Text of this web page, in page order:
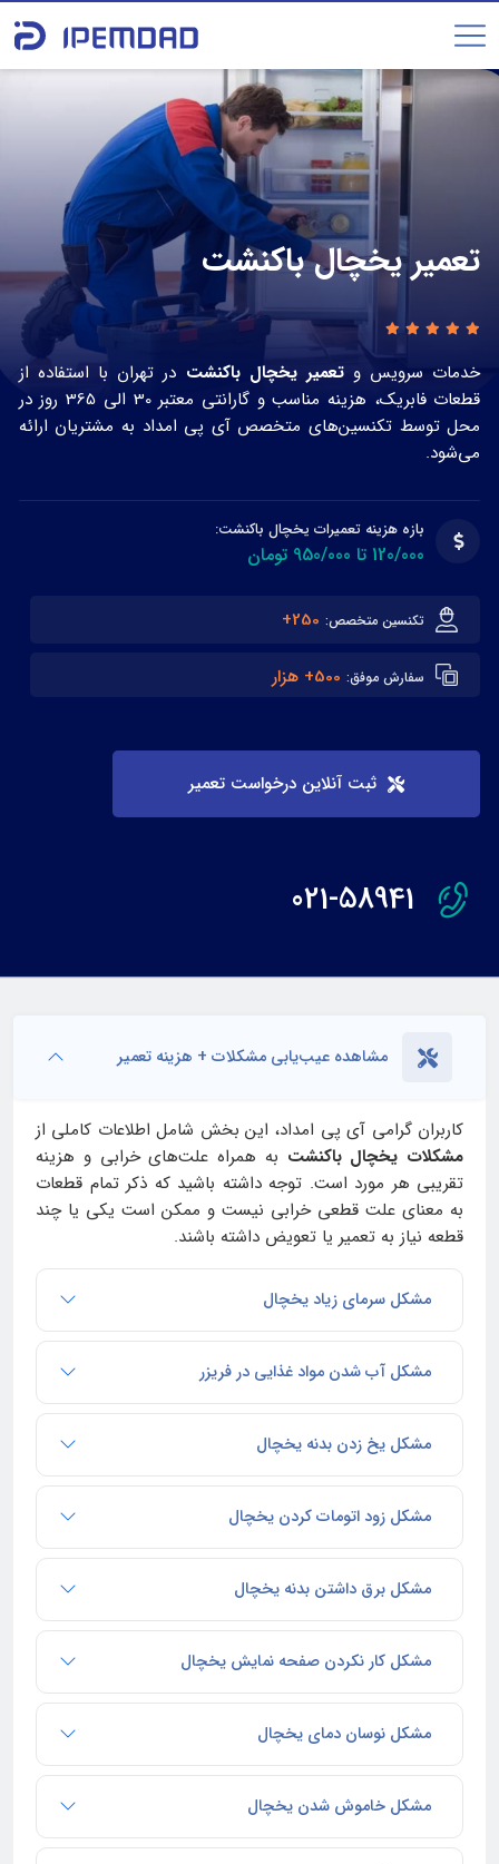
تعمیر یخچال باکنشت
خدمات سرویس و تعمیر یخچال باکنشت در تهران با استفاده از
قطعات فابریک، هزینه مناسب و گارانتی معتبر 30 الی 365 روز در
محل توسط تکنسین‌های متخصص آی پی امداد به مشتریان ارائه
می‌شود.
بازه هزینه تعمیرات یخچال باکنشت:
120/000 تا 950/000 تومان
تکنسین متخصص: 250+
سفارش موفق: 500+ هزار
ثبت آنلاین درخواست تعمیر
021-58941
مشاهده عیب‌یابی مشکلات + هزینه تعمیر
کاربران گرامی آی‌ پی امداد، این بخش شامل اطلاعات کاملی از
مشکلات یخچال باکنشت به همراه علت‌های خرابی و هزینه
تقریبی هر مورد است. توجه داشته باشید که ذکر تمام قطعات
به معنای علت قطعی خرابی نیست و ممکن است یکی یا چند
قطعه نیاز به تعمیر یا تعویض داشته باشند.
مشکل سرمای زیاد یخچال
مشکل آب شدن مواد غذایی در فریزر
مشکل یخ زدن بدنه یخچال
مشکل زود اتومات کردن یخچال
مشکل برق داشتن بدنه یخچال
مشکل کار نکردن صفحه نمایش یخچال
مشکل نوسان دمای یخچال
مشکل خاموش شدن یخچال